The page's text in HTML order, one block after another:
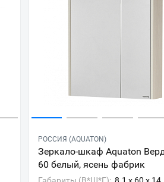
РОССИЯ (AQUATON)
Зеркало-шкаф Aquaton
60 белый, ясень фабрик